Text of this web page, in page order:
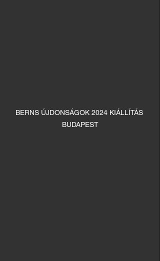
BERNS ÚJDONSÁGOK 2024 KIÁLLÍTÁS
BUDAPEST